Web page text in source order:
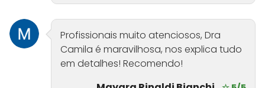
Profissionais muito atenciosos, Dra
Camila é maravilhosa, nos explica tudo
em detalhes! Recomendo!